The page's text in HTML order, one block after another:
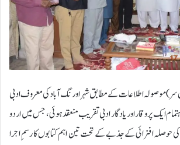
احسان سر ) موصولہ اطلاعات کے مطابق شہر اورنگ آباد کی معروف ادبی
ایک پروقار اور یادگار ادبی تقریب منعقد ہوئی، جس میں اردو
حوصلہ افزائی کے جذبے کے تحت تین اہم کتابوں کا رسمِ اجرا